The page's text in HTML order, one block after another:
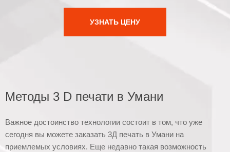
УЗНАТЬ ЦЕНУ
Методы 3 D печати в Умани
Важное достоинство технологии состоит в том, что уже
сегодня вы можете заказать 3Д печать в Умани на
приемлемых условиях. Еще недавно такая возможность